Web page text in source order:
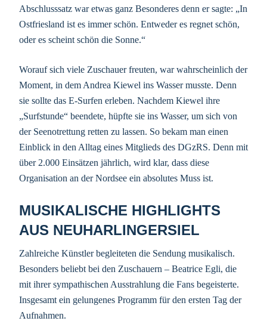
Abschlusssatz war etwas ganz Besonderes denn er sagte: „In
Ostfriesland ist es immer schön. Entweder es regnet schön,
oder es scheint schön die Sonne.“
Worauf sich viele Zuschauer freuten, war wahrscheinlich der
Moment, in dem Andrea Kiewel ins Wasser musste. Denn
sie sollte das E-Surfen erleben. Nachdem Kiewel ihre
„Surfstunde“ beendete, hüpfte sie ins Wasser, um sich von
der Seenotrettung retten zu lassen. So bekam man einen
Einblick in den Alltag eines Mitglieds des DGzRS. Denn mit
über 2.000 Einsätzen jährlich, wird klar, dass diese
Organisation an der Nordsee ein absolutes Muss ist.
MUSIKALISCHE HIGHLIGHTS
AUS NEUHARLINGERSIEL
Zahlreiche Künstler begleiteten die Sendung musikalisch.
Besonders beliebt bei den Zuschauern – Beatrice Egli, die
mit ihrer sympathischen Ausstrahlung die Fans begeisterte.
Insgesamt ein gelungenes Programm für den ersten Tag der
Aufnahmen.